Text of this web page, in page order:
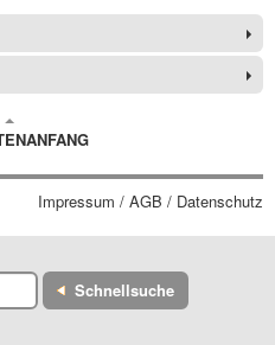
Impressum / AGB / Datenschutz
Schnellsuche